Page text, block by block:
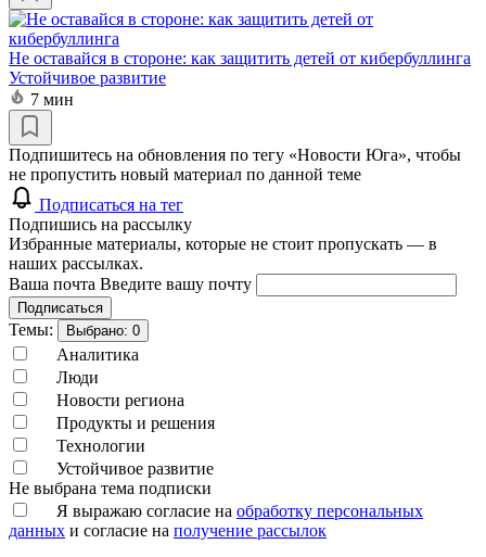
Не оставайся в стороне: как защитить детей от кибербуллинга
Устойчивое развитие
7 мин
Подпишитесь на обновления по тегу «Новости Юга», чтобы
не пропустить новый материал по данной теме
Подписаться на тег
Подпишись на рассылку
Избранные материалы, которые не стоит пропускать — в
наших рассылках.
Ваша почта Введите вашу почту
Подписаться
Темы: Выбрано: 0
Аналитика
Люди
Новости региона
Продукты и решения
Технологии
Устойчивое развитие
Не выбрана тема подписки
Я выражаю согласие на обработку персональных
данных и согласие на получение рассылок